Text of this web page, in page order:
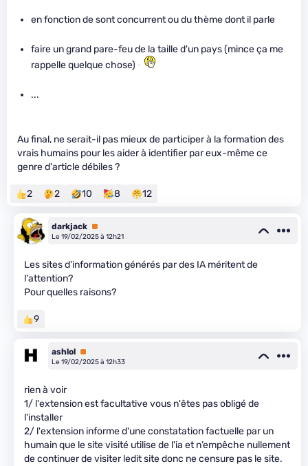
en fonction de sont concurrent ou du thème dont il parle
faire un grand pare-feu de la taille d'un pays (mince ça me
rappelle quelque chose)
...
Au final, ne serait-il pas mieux de participer à la formation des
vrais humains pour les aider à identifier par eux-même ce
genre d'article débiles ?
2 2 10 8 12
darkjack Premium
Le 19/02/2025 à 12h21
Les sites d'information générés par des IA méritent de
l'attention?
Pour quelles raisons?
9
ashlol Premium
Le 19/02/2025 à 12h33
rien à voir
1/ l'extension est facultative vous n'êtes pas obligé de
l'installer
2/ l'extension informe d'une constatation factuelle par un
humain que le site visité utilise de l'ia et n’empêche nullement
de continuer de visiter ledit site donc ne censure pas le site.